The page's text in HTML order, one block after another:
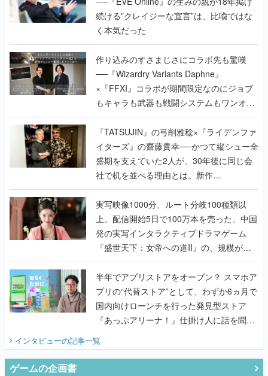
続ける”クレイジーな宣言”は、比喩ではな
く本気だった
作り込みのすさまじさにコラボ先も驚嘆
──『Wizardry Variants Daphne』
×『FFXI』コラボが期間限定なのにジョブ
もキャラも武器も戦闘システムもワンオフ
で作り込まれた理由を両ディレクターに聞
く
『TATSUJIN』の弓削雅稔×『ライデンファ
イターズ』の齋藤貴幸──かつて縦シュー全
盛期を支えていた2人が、30年後に同じ会
社で机を並べる理由とは。新作
『TATSUJIN EXTREME』で初タッグを組
んだレジェンド2人に訊く開発秘話
実写映像1000分、ルート分岐100種類以
上。配信開始5日で100万本を売った、中国
発の実写インタラクティブドラマゲーム
『盛世天下：女帝への道II』の、規模が違
うこだわりをプロデューサーに聞いた
半年でアプリストアをオープン？ スマホア
プリの“代替ストア”として、わずか6ヵ月で
国内向けローンチを行った発見型ストア
『あっぷアリーナ！』仕掛け人に話を聞い
インタビューの記事一覧
ゲームの企画書